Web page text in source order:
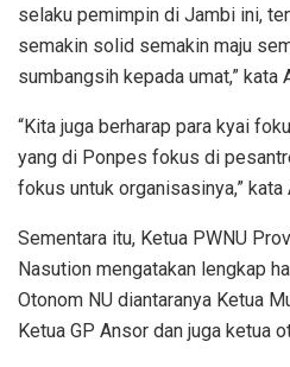
selaku pemimpin di Jambi ini,
semakin solid semakin maju
sumbangsih kepada umat,” kata
“Kita juga berharap para kyai
yang di Ponpes fokus di
fokus untuk organisasinya,” kata
Sementara itu, Ketua PWNU
Nasution mengatakan lengkap
Otonom NU diantaranya Ketua
Ketua GP Ansor dan juga ketua